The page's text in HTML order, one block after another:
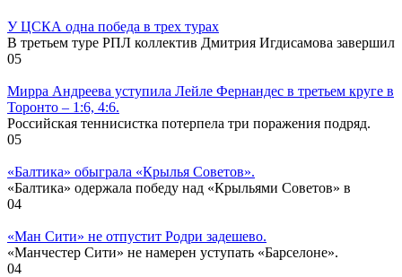
У ЦСКА одна победа в трех турах
В третьем туре РПЛ коллектив Дмитрия Игдисамова завершил
05
Мирра Андреева уступила Лейле Фернандес в третьем круге в
Торонто – 1:6, 4:6.
Российская теннисистка потерпела три поражения подряд.
05
«Балтика» обыграла «Крылья Советов».
«Балтика» одержала победу над «Крыльями Советов» в
04
«Ман Сити» не отпустит Родри задешево.
«Манчестер Сити» не намерен уступать «Барселоне».
04